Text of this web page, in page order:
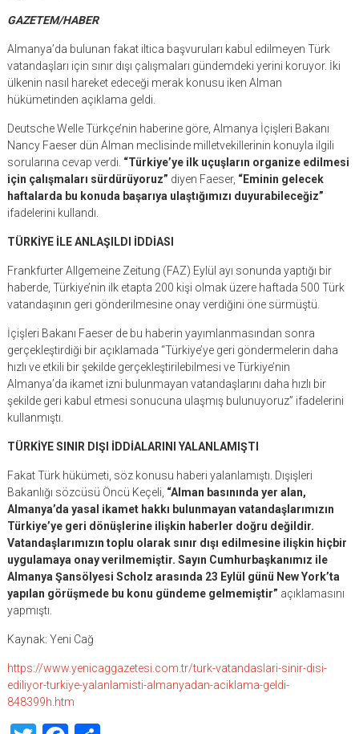
GAZETEM/HABER
Almanya’da bulunan fakat iltica başvuruları kabul edilmeyen Türk
vatandaşları için sınır dışı çalışmaları gündemdeki yerini koruyor. İki
ülkenin nasıl hareket edeceği merak konusu iken Alman
hükümetinden açıklama geldi.
Deutsche Welle Türkçe’nin haberine göre, Almanya İçişleri Bakanı
Nancy Faeser dün Alman meclisinde milletvekillerinin konuyla ilgili
sorularına cevap verdi. “Türkiye’ye ilk uçuşların organize edilmesi
için çalışmaları sürdürüyoruz” diyen Faeser, “Eminin gelecek
haftalarda bu konuda başarıya ulaştığımızı duyurabileceğiz”
ifadelerini kullandı.
TÜRKİYE İLE ANLAŞILDI İDDİASI
Frankfurter Allgemeine Zeitung (FAZ) Eylül ayı sonunda yaptığı bir
haberde, Türkiye’nin ilk etapta 200 kişi olmak üzere haftada 500 Türk
vatandaşının geri gönderilmesine onay verdiğini öne sürmüştü.
İçişleri Bakanı Faeser de bu haberin yayımlanmasından sonra
gerçekleştirdiği bir açıklamada “Türkiye’ye geri göndermelerin daha
hızlı ve etkili bir şekilde gerçekleştirilebilmesi ve Türkiye’nin
Almanya’da ikamet izni bulunmayan vatandaşlarını daha hızlı bir
şekilde geri kabul etmesi sonucuna ulaşmış bulunuyoruz” ifadelerini
kullanmıştı.
TÜRKİYE SINIR DIŞI İDDİALARINI YALANLAMIŞTI
Fakat Türk hükümeti, söz konusu haberi yalanlamıştı. Dışişleri
Bakanlığı sözcüsü Öncü Keçeli, “Alman basınında yer alan,
Almanya’da yasal ikamet hakkı bulunmayan vatandaşlarımızın
Türkiye’ye geri dönüşlerine ilişkin haberler doğru değildir.
Vatandaşlarımızın toplu olarak sınır dışı edilmesine ilişkin hiçbir
uygulamaya onay verilmemiştir. Sayın Cumhurbaşkanımız ile
Almanya Şansölyesi Scholz arasında 23 Eylül günü New York’ta
yapılan görüşmede bu konu gündeme gelmemiştir” açıklamasını
yapmıştı.
Kaynak: Yeni Cağ
https://www.yenicaggazetesi.com.tr/turk-vatandaslari-sinir-disi-
ediliyor-turkiye-yalanlamisti-almanyadan-aciklama-geldi-
848399h.htm